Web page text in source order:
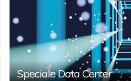
Speciale Data Center